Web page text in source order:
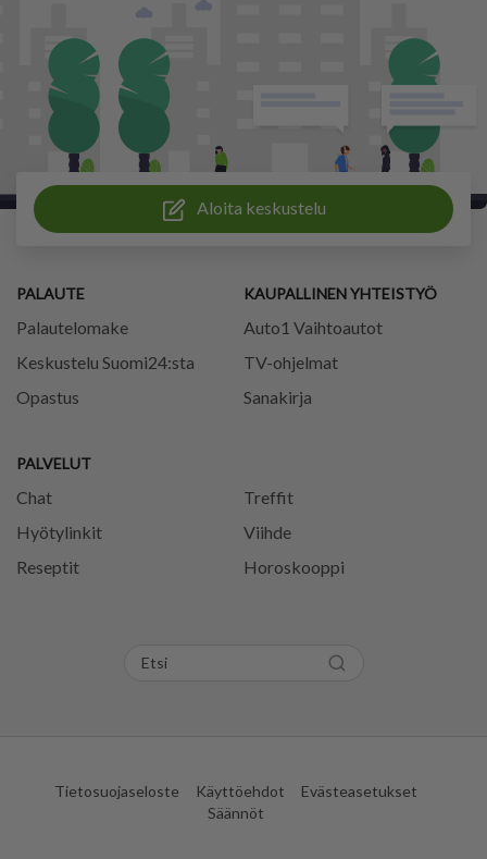
Aloita keskustelu
PALAUTE
Palautelomake
Keskustelu Suomi24:sta
Opastus
PALVELUT
Chat
Treffit
Hyötylinkit
Viihde
Reseptit
Horoskooppi
KAUPALLINEN YHTEISTYÖ
Auto1 Vaihtoautot
TV-ohjelmat
Sanakirja
Tietosuojaseloste Käyttöehdot
Evästeasetukset
Säännöt